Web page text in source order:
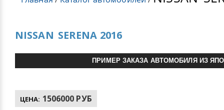
NISSAN SERENA 2016
ПРИМЕР ЗАКАЗА АВТОМОБИЛЯ ИЗ
ЦЕНА: 1506000 РУБ